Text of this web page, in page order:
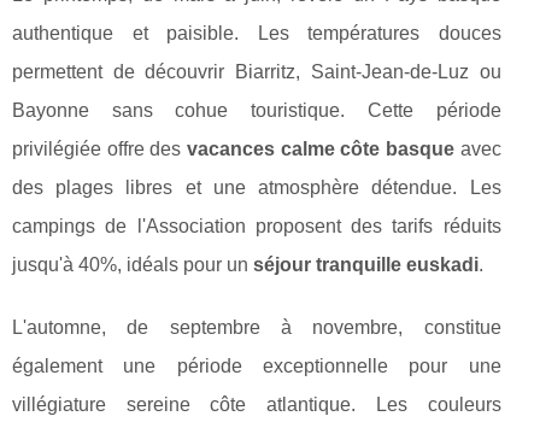
authentique et paisible. Les températures douces
permettent de découvrir Biarritz, Saint-Jean-de-Luz ou
Bayonne sans cohue touristique. Cette période
privilégiée offre des vacances calme côte basqueavec
des plages libres et une atmosphère détendue. Les
campings de l'Association proposent des tarifs réduits
jusqu'à 40%, idéals pour un séjour tranquille euskadi.
L'automne, de septembre à novembre, constitue
également une période exceptionnelle pour une
villégiature sereine côte atlantique. Les couleurs